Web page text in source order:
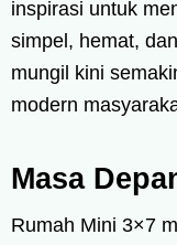
inspirasi untuk
simpel, hemat,
mungil kini
modern
Masa
Rumah Mini 3×7